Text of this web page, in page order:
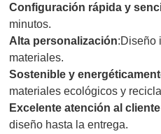
Configuración rápida y
minutos.
Alta personalización:Diseño
materiales.
Sostenible y
materiales ecológicos y
Excelente atención al cliente
diseño hasta la entrega.